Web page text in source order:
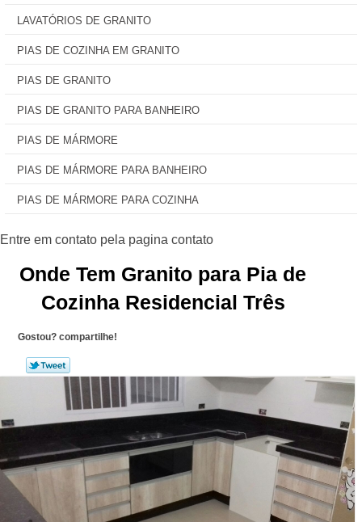
LAVATÓRIOS DE GRANITO
PIAS DE COZINHA EM GRANITO
PIAS DE GRANITO
PIAS DE GRANITO PARA BANHEIRO
PIAS DE MÁRMORE
PIAS DE MÁRMORE PARA BANHEIRO
PIAS DE MÁRMORE PARA COZINHA
Onde Tem Granito para Pia de
Cozinha Residencial Três
Gostou? compartilhe!